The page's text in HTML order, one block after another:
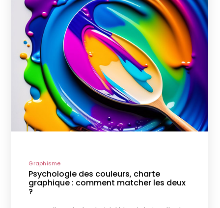
Graphisme
Psychologie des couleurs, charte
graphique : comment matcher les deux
?